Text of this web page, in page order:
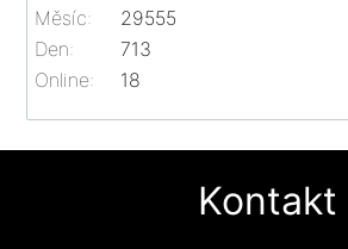
Online: 18
Měsíc:
29555
Den:
713
Kontakt